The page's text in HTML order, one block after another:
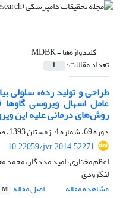
کلیدواژه‌ها =‌MDBK‌
تعداد مقالات: 1
روش‌های درمانی علیه این
دوره 69، شماره 4، زمستان 1393، صفحه
10.22059/jvr.2014.52271
اعظم مختاری، امید مددگار،
لنگرودی
مشاهده مقاله
اصل مقاله M